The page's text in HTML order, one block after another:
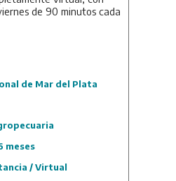
de 90 minutos cada
de Mar del Plata
meses
/ Virtual